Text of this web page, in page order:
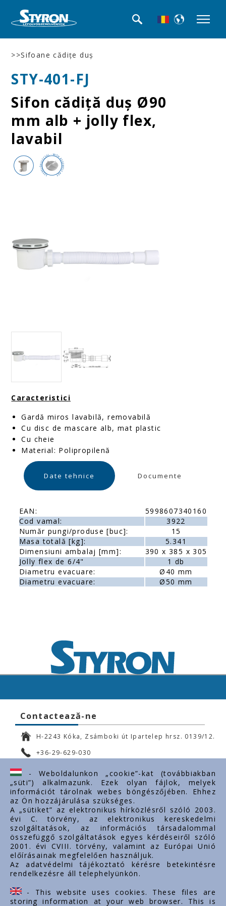
>>Sifoane cădiţe duş
STY-401-FJ
Sifon cădiţă duş Ø90
mm alb + jolly flex,
lavabil
Caracteristici
Gardă miros lavabilă, removabilă
Cu disc de mascare alb, mat plastic
Cu cheie
Material: Polipropilenă
Date tehnice Documente
EAN:
5998607340160
Cod vamal:
3922
Număr pungi/produse [buc]:
15
Masa totală [kg]:
5.341
Dimensiuni ambalaj [mm]:
390 x 385 x 305
Jolly flex de 6/4"
1 db
Diametru evacuare:
Ø40 mm
Diametru evacuare:
Ø50 mm
Contactează-ne
H-2243 Kóka, Zsámboki út Ipartelep hrsz. 0139/12.
+36-29-629-030
ertekesites@styron.hu
export@styron.hu
www.styron.hu
Linkuri importante
Despre noi
Documente
Contact
Carieră
- Weboldalunkon „cookie”-kat (továbbiakban
„süti”) alkalmazunk. Ezek olyan fájlok, melyek
információt tárolnak webes böngészőjében. Ehhez
az Ön hozzájárulása szükséges.
A „sütiket” az elektronikus hírközlésről szóló 2003.
évi C. törvény, az elektronikus kereskedelmi
szolgáltatások, az információs társadalommal
összefüggő szolgáltatások egyes kérdéseiről szóló
2001. évi CVIII. törvény, valamint az Európai Unió
előírásainak megfelelően használjuk.
Az adatvédelmi tájékoztató kérésre betekintésre
rendelkezésre áll telephelyünkön.
- This website uses cookies. These files are
storing information at your web browser. This is